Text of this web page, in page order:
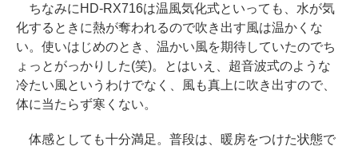
ちなみにHD-RX716は温風気化式といっても、水が気
化するときに熱が奪われるので吹き出す風は温かくな
い。使いはじめのとき、温かい風を期待していたのでち
ょっとがっかりした(笑)。とはいえ、超音波式のような
冷たい風というわけでなく、風も真上に吹き出すので、
体に当たらず寒くない。
体感としても十分満足。普段は、暖房をつけた状態で